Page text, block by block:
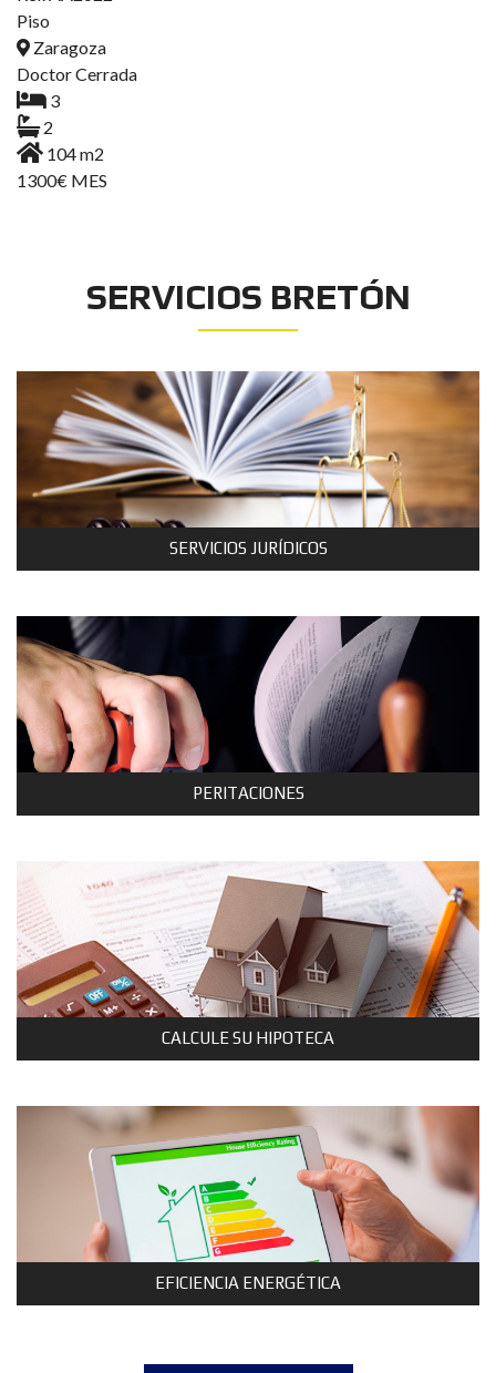
Piso
Zaragoza
Doctor Cerrada
3
2
104 m2
1300€ MES
SERVICIOS BRETÓN
SERVICIOS JURÍDICOS
PERITACIONES
CALCULE SU HIPOTECA
EFICIENCIA ENERGÉTICA